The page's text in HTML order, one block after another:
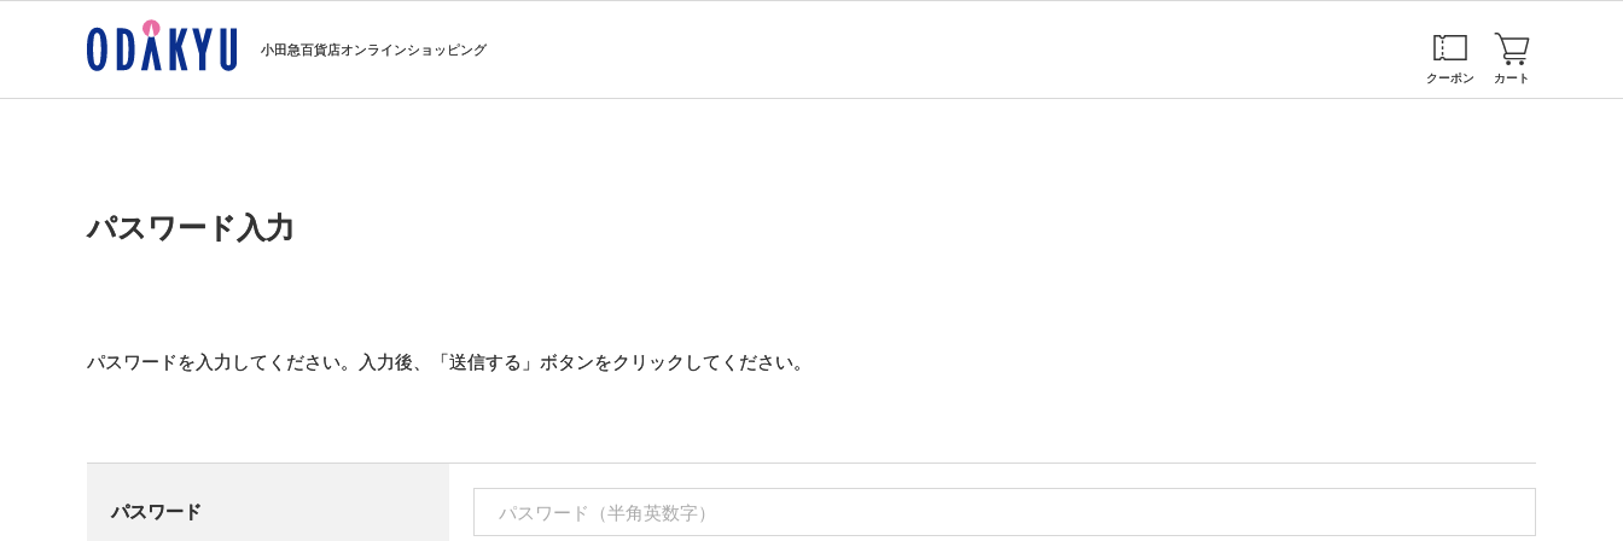
小田急百貨店オンラインショッピング
クーポン カート
パスワード入力
パスワードを入力してください。入力後、「送信する」ボタンをクリックしてください。
パスワード